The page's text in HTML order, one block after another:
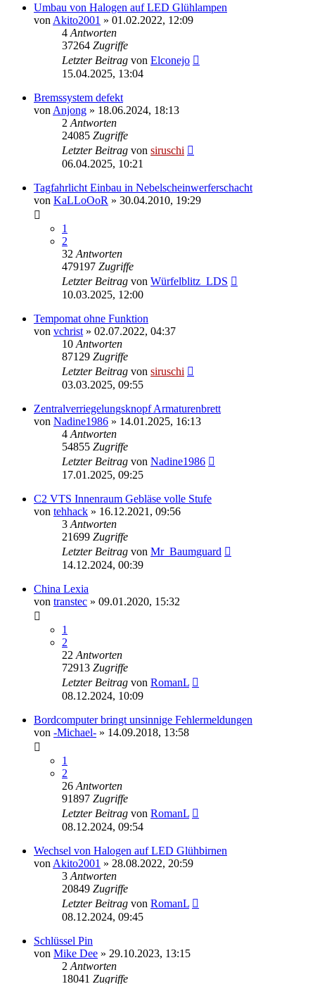
Umbau von Halogen auf LED Glühlampen
von Akito2001 » 01.02.2022, 12:09
4 Antworten
37264 Zugriffe
Letzter Beitrag von Elconejo
15.04.2025, 13:04
Bremssystem defekt
von Anjong » 18.06.2024, 18:13
2 Antworten
24085 Zugriffe
Letzter Beitrag von siruschi
06.04.2025, 10:21
Tagfahrlicht Einbau in Nebelscheinwerferschacht
von KaLLoOoR » 30.04.2010, 19:29
1
2
32 Antworten
479197 Zugriffe
Letzter Beitrag von Würfelblitz_LDS
10.03.2025, 12:00
Tempomat ohne Funktion
von vchrist » 02.07.2022, 04:37
10 Antworten
87129 Zugriffe
Letzter Beitrag von siruschi
03.03.2025, 09:55
Zentralverriegelungsknopf Armaturenbrett
von Nadine1986 » 14.01.2025, 16:13
4 Antworten
54855 Zugriffe
Letzter Beitrag von Nadine1986
17.01.2025, 09:25
C2 VTS Innenraum Gebläse volle Stufe
von tehhack » 16.12.2021, 09:56
3 Antworten
21699 Zugriffe
Letzter Beitrag von Mr_Baumguard
14.12.2024, 00:39
China Lexia
von transtec » 09.01.2020, 15:32
1
2
22 Antworten
72913 Zugriffe
Letzter Beitrag von RomanL
08.12.2024, 10:09
Bordcomputer bringt unsinnige Fehlermeldungen
von -Michael- » 14.09.2018, 13:58
1
2
26 Antworten
91897 Zugriffe
Letzter Beitrag von RomanL
08.12.2024, 09:54
Wechsel von Halogen auf LED Glühbirnen
von Akito2001 » 28.08.2022, 20:59
3 Antworten
20849 Zugriffe
Letzter Beitrag von RomanL
08.12.2024, 09:45
Schlüssel Pin
von Mike Dee » 29.10.2023, 13:15
2 Antworten
18041 Zugriffe